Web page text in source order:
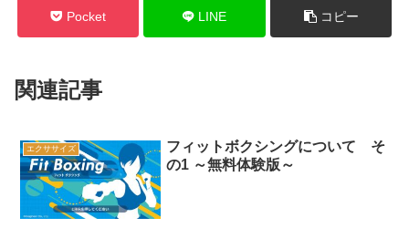
Pocket LINE コピー
関連記事
エクササイズ
フィットボクシングについて そ
の1 ～無料体験版～